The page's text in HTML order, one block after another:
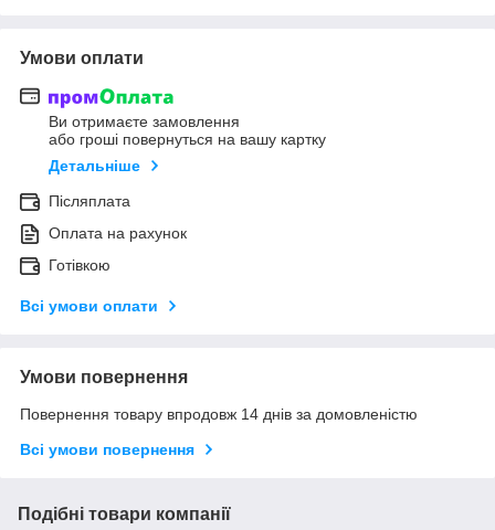
Умови оплати
Ви отримаєте замовлення
або гроші повернуться на вашу картку
Детальніше
Післяплата
Оплата на рахунок
Готівкою
Всі умови оплати
Умови повернення
Повернення товару впродовж 14 днів за домовленістю
Всі умови повернення
Подібні товари компанії